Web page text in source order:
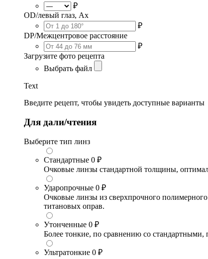
₽
OD/левый глаз, Ax
₽
DP/Межцентровое расстояние
₽
Загрузите фото рецепта
Выбрать файл
Text
Введите рецепт, чтобы увидеть доступные варианты
Для дали/чтения
Выберите тип линз
Стандартные 0 ₽
Очковые линзы стандартной толщины,
Ударопрочные 0 ₽
Очковые линзы из сверхпрочного
титановых оправ.
Утонченные 0 ₽
Более тонкие, по сравнению со
Ультратонкие 0 ₽